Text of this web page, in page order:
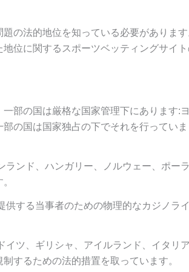
の法的地位を知っている必要があります
位に関するスポーツベッティングサイ
部の国は厳格な国家管理下にあります:
の国は国家独占の下でそれを行っていま
ンド、ハンガリー、ノルウェー、ポー
する当事者のための物理的なカジノラ
ツ、ギリシャ、アイルランド、イタリア
するための法的措置を取っています。